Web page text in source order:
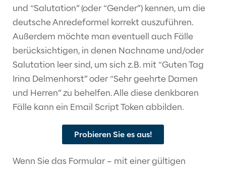
und “Salutation” (oder “Gender”) kennen, um die
deutsche Anredeformel korrekt auszuführen.
Außerdem möchte man eventuell auch Fälle
berücksichtigen, in denen Nachname und/oder
Salutation leer sind, um sich z.B. mit “Guten Tag
Irina Delmenhorst” oder “Sehr geehrte Damen
und Herren” zu behelfen. Alle diese denkbaren
Fälle kann ein Email Script Token abbilden.
Probieren Sie es aus!
Wenn Sie das Formular – mit einer gültigen